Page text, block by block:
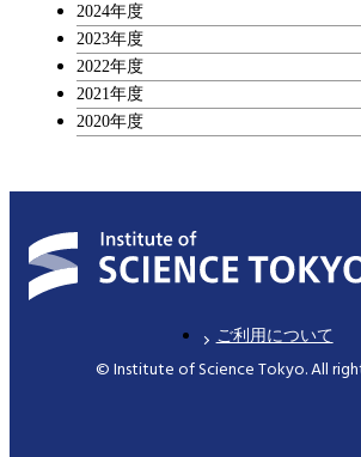
2024年度
2023年度
2022年度
2021年度
2020年度
ご利用について
© Institute of Science Tokyo. All